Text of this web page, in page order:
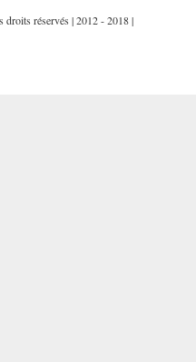
réservés | 2012 - 2018 |